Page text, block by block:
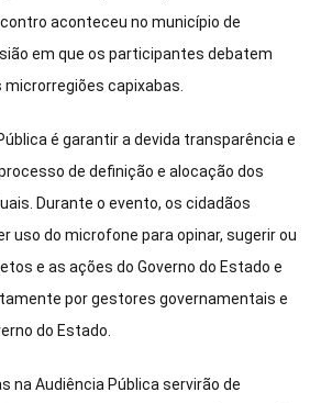
aconteceu no município de
em que os participantes debatem
capixabas.
é garantir a devida transparência e
de definição e alocação dos
Durante o evento, os cidadãos
uso do microfone para opinar, sugerir ou
e as ações do Governo do Estado e
por gestores governamentais e
do Estado.
na Audiência Pública servirão de